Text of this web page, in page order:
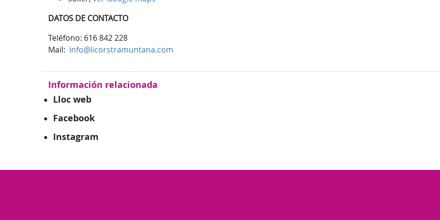
DATOS DE CONTACTO
Teléfono: 616 842 228
Mail: info@licorstramuntana.com
Información relacionada
Lloc web
Facebook
Instagram